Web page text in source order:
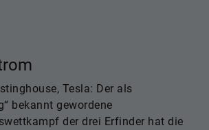
Tesla: Der als
bekannt gewordene
der drei Erfinder hat die